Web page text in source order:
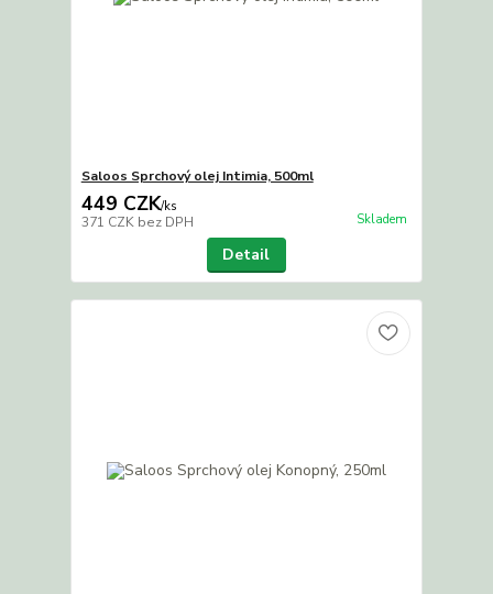
Saloos Sprchový olej Intimia, 500ml
449 CZK/ks
371 CZK bez DPH Skladem
Detail